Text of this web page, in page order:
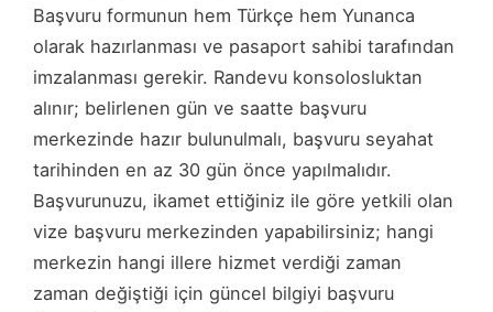
Başvuru formunun hem Türkçe hem Yunanca
olarak hazırlanması ve pasaport sahibi tarafından
imzalanması gerekir. Randevu konsolosluktan
alınır; belirlenen gün ve saatte başvuru
merkezinde hazır bulunulmalı, başvuru seyahat
tarihinden en az 30 gün önce yapılmalıdır.
Başvurunuzu, ikamet ettiğiniz ile göre yetkili olan
vize başvuru merkezinden yapabilirsiniz; hangi
merkezin hangi illere hizmet verdiği zaman
zaman değiştiği için güncel bilgiyi başvuru